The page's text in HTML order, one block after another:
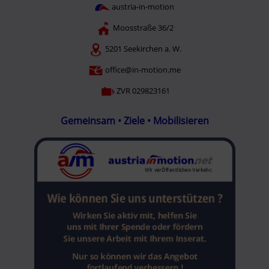
austria-in-motion
Moosstraße 36/2
5201 Seekirchen a. W.
office@in-motion.me
ZVR 029823161
Gemeinsam • Ziele • Mobilisieren